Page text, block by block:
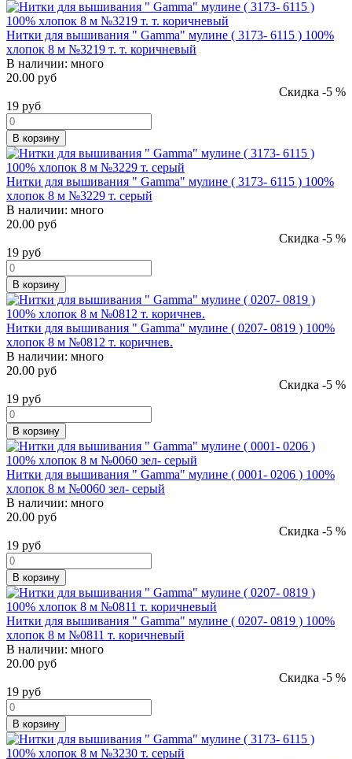
Нитки для вышивания " Gamma" мулине ( 3173- 6115 ) 100%
хлопок 8 м №3219 т. т. коричневый
В наличии: много
20.00 руб
Скидка -5 %
19 руб
В корзину
Нитки для вышивания " Gamma" мулине ( 3173- 6115 ) 100%
хлопок 8 м №3229 т. серый
В наличии: много
20.00 руб
Скидка -5 %
19 руб
В корзину
Нитки для вышивания " Gamma" мулине ( 0207- 0819 ) 100%
хлопок 8 м №0812 т. коричнев.
В наличии: много
20.00 руб
Скидка -5 %
19 руб
В корзину
Нитки для вышивания " Gamma" мулине ( 0001- 0206 ) 100%
хлопок 8 м №0060 зел- серый
В наличии: много
20.00 руб
Скидка -5 %
19 руб
В корзину
Нитки для вышивания " Gamma" мулине ( 0207- 0819 ) 100%
хлопок 8 м №0811 т. коричневый
В наличии: много
20.00 руб
Скидка -5 %
19 руб
В корзину